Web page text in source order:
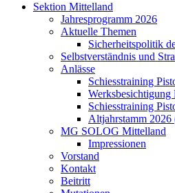
Sektion Mittelland
Jahresprogramm 2026
Aktuelle Themen
Sicherheitspolitik
Selbstverständnis und
Anlässe
Schiesstraining
Schiesstraining
Altjahrstamm
MG SOLOG Mittelland
Impressionen
Vorstand
Kontakt
Beitritt